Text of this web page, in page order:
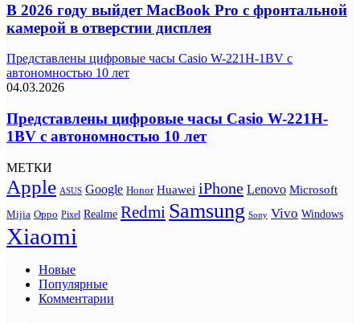
В 2026 году выйдет MacBook Pro с фронтальной
камерой в отверстии дисплея
Представлены цифровые часы Casio W-221H-1BV с
автономностью 10 лет
04.03.2026
Представлены цифровые часы Casio W-221H-
1BV с автономностью 10 лет
МЕТКИ
Apple ASUS Google Honor Huawei iPhone Lenovo Microsoft
Mijia Oppo Pixel Realme Redmi Samsung Sony Vivo Windows
Xiaomi
Новые
Популярные
Комментарии